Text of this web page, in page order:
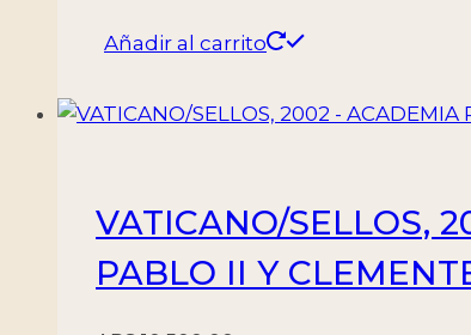
Añadir al carrito
VATICANO/SELLOS,
PABLO II Y